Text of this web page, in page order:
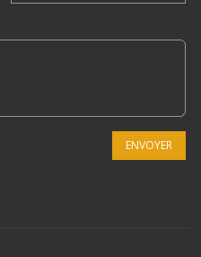
ENVOYER